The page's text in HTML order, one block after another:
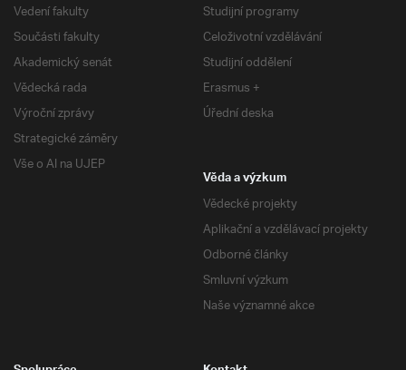
Vedení fakulty
Součásti fakulty
Akademický senát
Vědecká rada
Výroční zprávy
Strategické záměry
Vše o AI na UJEP
Studijní programy
Celoživotní vzdělávání
Studijní oddělení
Erasmus +
Úřední deska
Věda a výzkum
Vědecké projekty
Aplikační a vzdělávací projekty
Odborné články
Smluvní výzkum
Naše významné akce